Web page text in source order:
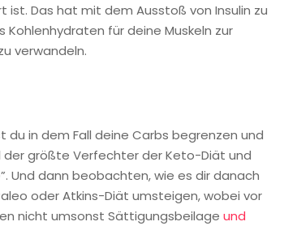
Das hat mit dem Ausstoß von Insulin zu
für deine Muskeln zur
verwandeln.
du in dem Fall deine Carbs begrenzen und
der größte Verfechter der Keto-Diät und
Und dann beobachten, wie es dir danach
oder Atkins-Diät umsteigen, wobei vor
nicht umsonst Sättigungsbeilage und